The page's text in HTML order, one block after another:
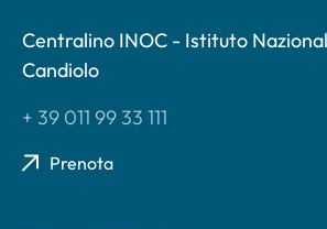
Centralino INOC - Istituto
Candiolo
+ 39 011 99 33 111
Prenota